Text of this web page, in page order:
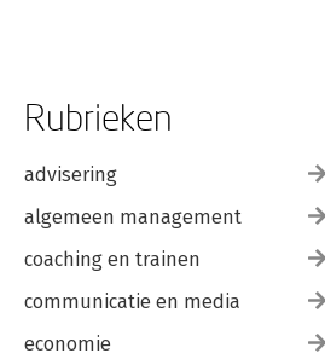
Rubrieken
advisering
algemeen management
coaching en trainen
communicatie en media
economie